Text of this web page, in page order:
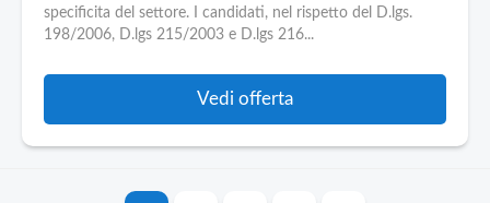
specificita del settore. I candidati, nel rispetto del D.lgs.
198/2006, D.lgs 215/2003 e D.lgs 216...
Vedi offerta